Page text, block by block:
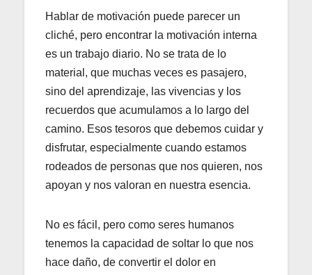
Hablar de motivación puede parecer un
cliché, pero encontrar la motivación interna
es un trabajo diario. No se trata de lo
material, que muchas veces es pasajero,
sino del aprendizaje, las vivencias y los
recuerdos que acumulamos a lo largo del
camino. Esos tesoros que debemos cuidar y
disfrutar, especialmente cuando estamos
rodeados de personas que nos quieren, nos
apoyan y nos valoran en nuestra esencia.
No es fácil, pero como seres humanos
tenemos la capacidad de soltar lo que nos
hace daño, de convertir el dolor en